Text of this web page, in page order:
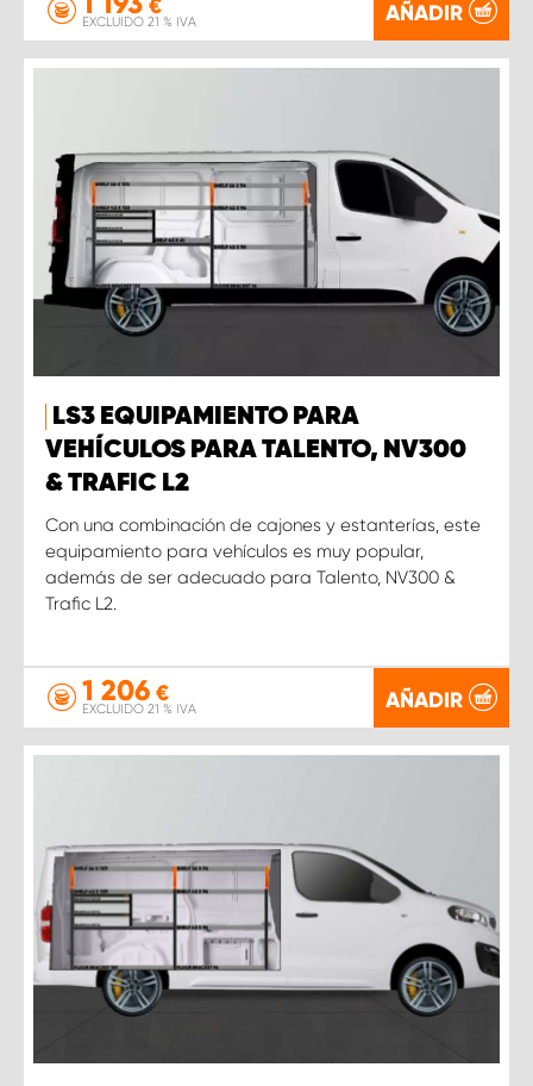
€
EXCLUIDO 21 % IVA AÑADIR
LS3 EQUIPAMIENTO PARA
VEHÍCULOS PARA TALENTO, NV300
& TRAFIC L2
Con una combinación de cajones y estanterías, este
equipamiento para vehículos es muy popular,
además de ser adecuado para Talento, NV300 &
Trafic L2.
1 206 €
EXCLUIDO 21 % IVA AÑADIR